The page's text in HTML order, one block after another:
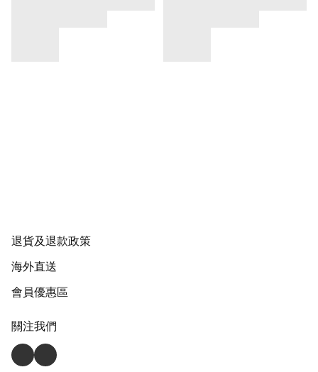
退貨及退款政策
海外直送
會員優惠區
關注我們